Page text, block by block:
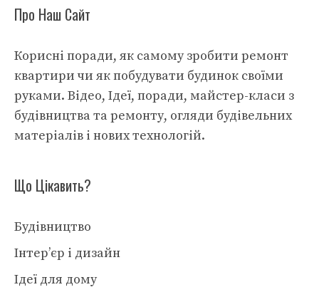
Про Наш Сайт
Корисні поради, як самому зробити ремонт
квартири чи як побудувати будинок своїми
руками. Відео, Ідеї, поради, майстер-класи з
будівництва та ремонту, огляди будівельних
матеріалів і нових технологій.
Що Цікавить?
Будівництво
Інтер’єр і дизайн
Ідеї для дому